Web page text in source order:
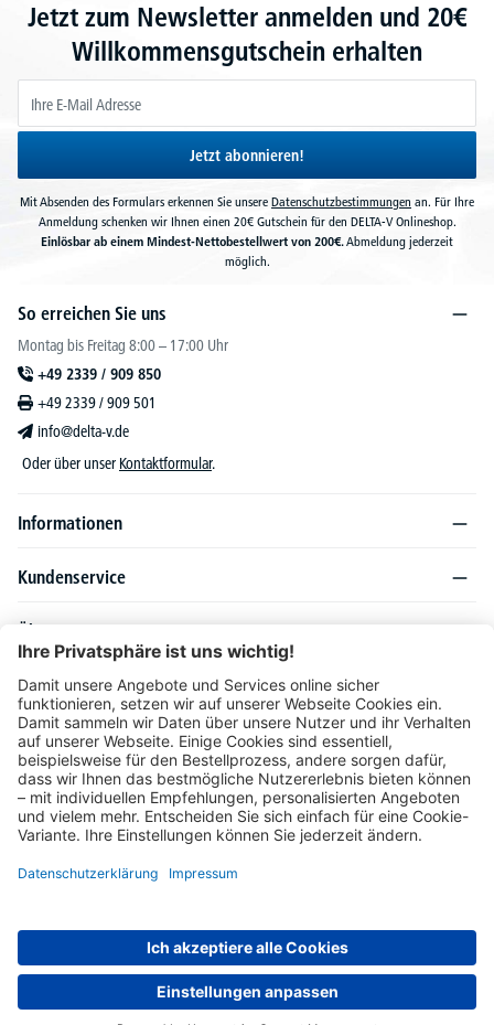
Jetzt zum Newsletter anmelden und 20€
Willkommensgutschein erhalten
Jetzt abonnieren!
Mit Absenden des Formulars erkennen Sie unsere Datenschutzbestimmungen an. Für Ihre
Anmeldung schenken wir Ihnen einen 20€ Gutschein für den DELTA-V Onlineshop.
Einlösbar ab einem Mindest-Nettobestellwert von 200€.Abmeldung jederzeit
möglich.
So erreichen Sie uns
Montag bis Freitag 8:00 – 17:00 Uhr
+49 2339 / 909 850
+49 2339 / 909 501
info@delta-v.de
Oder über unser Kontaktformular.
Informationen
Kundenservice
Über DELTA-V
Produktsortiment
Ratgeber
Folgen Sie uns auch auf
Unser Angebot richtet sich ausschließlich an Industrie, Handel, Gewerbe und
europäische Ausland gelten Sonderkonditionen, die auf Anfrage mitgeteilt werden.
* Alle Preise verstehen sich zzgl. gesetzlicher MwSt.